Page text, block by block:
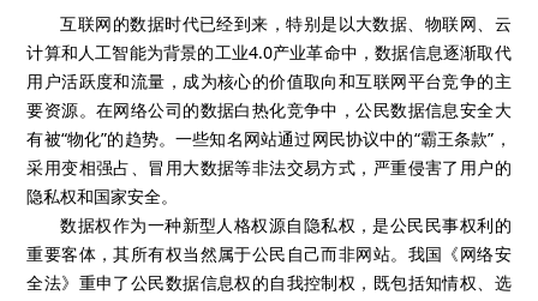
互联网的数据时代已经到来，特别是以大数据、物联网、云
计算和人工智能为背景的工业4.0产业革命中，数据信息逐渐取代
用户活跃度和流量，成为核心的价值取向和互联网平台竞争的主
要资源。在网络公司的数据白热化竞争中，公民数据信息安全大
有被“物化”的趋势。一些知名网站通过网民协议中的“霸王条款”，
采用变相强占、冒用大数据等非法交易方式，严重侵害了用户的
隐私权和国家安全。
数据权作为一种新型人格权源自隐私权，是公民民事权利的
重要客体，其所有权当然属于公民自己而非网站。我国《网络安
全法》重申了公民数据信息权的自我控制权，既包括知情权、选